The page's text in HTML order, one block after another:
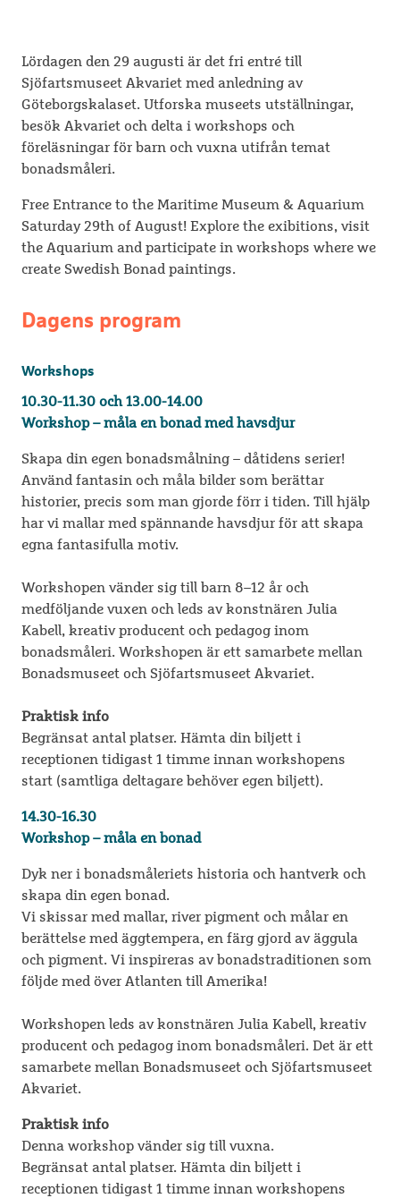
Lördagen den 29 augusti är det fri entré till
Sjöfartsmuseet Akvariet med anledning av
Göteborgskalaset. Utforska museets utställningar,
besök Akvariet och delta i workshops och
föreläsningar för barn och vuxna utifrån temat
bonadsmåleri.
Free Entrance to the Maritime Museum & Aquarium
Saturday 29th of August! Explore the exibitions, visit
the Aquarium and participate in workshops where we
create Swedish Bonad paintings.
Dagens program
Workshops
10.30-11.30 och 13.00-14.00
Workshop – måla en bonad med havsdjur
Skapa din egen bonadsmålning – dåtidens serier!
Använd fantasin och måla bilder som berättar
historier, precis som man gjorde förr i tiden. Till hjälp
har vi mallar med spännande havsdjur för att skapa
egna fantasifulla motiv.
Workshopen vänder sig till barn 8–12 år och
medföljande vuxen och leds av konstnären Julia
Kabell, kreativ producent och pedagog inom
bonadsmåleri. Workshopen är ett samarbete mellan
Bonadsmuseet och Sjöfartsmuseet Akvariet.
Praktisk info
Begränsat antal platser. Hämta din biljett i
receptionen tidigast 1 timme innan workshopens
start (samtliga deltagare behöver egen biljett).
14.30-16.30
Workshop – måla en bonad
Dyk ner i bonadsmåleriets historia och hantverk och
skapa din egen bonad.
Vi skissar med mallar, river pigment och målar en
berättelse med äggtempera, en färg gjord av äggula
och pigment. Vi inspireras av bonadstraditionen som
följde med över Atlanten till Amerika!
Workshopen leds av konstnären Julia Kabell, kreativ
producent och pedagog inom bonadsmåleri. Det är ett
samarbete mellan Bonadsmuseet och Sjöfartsmuseet
Akvariet.
Praktisk info
Denna workshop vänder sig till vuxna.
Begränsat antal platser. Hämta din biljett i
receptionen tidigast 1 timme innan workshopens